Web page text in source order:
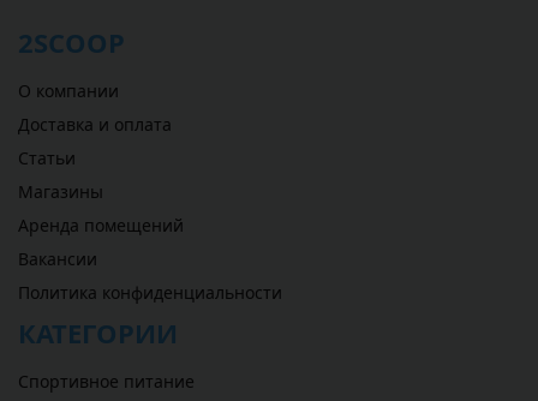
2SCOOP
О компании
Доставка и оплата
Статьи
Магазины
Аренда помещений
Вакансии
Политика конфиденциальности
КАТЕГОРИИ
Спортивное питание